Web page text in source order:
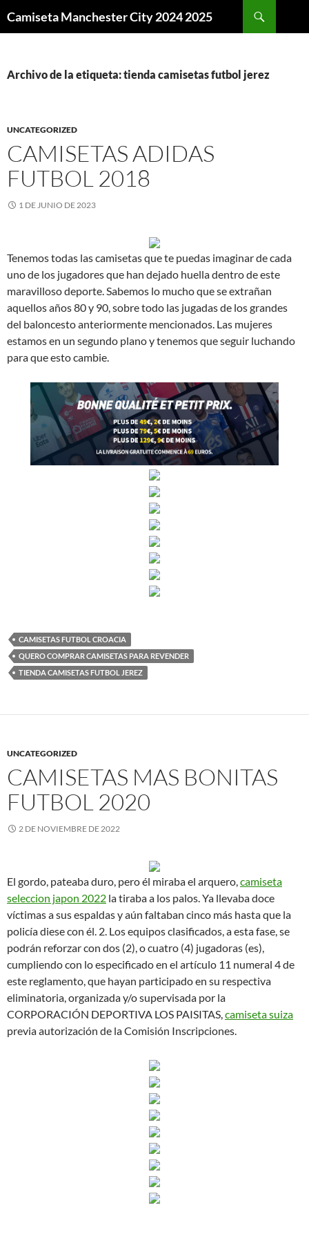
Camiseta Manchester City 2024 2025
Archivo de la etiqueta: tienda camisetas futbol jerez
UNCATEGORIZED
CAMISETAS ADIDAS
FUTBOL 2018
1 DE JUNIO DE 2023
Tenemos todas las camisetas que te puedas imaginar de cada
uno de los jugadores que han dejado huella dentro de este
maravilloso deporte. Sabemos lo mucho que se extrañan
aquellos años 80 y 90, sobre todo las jugadas de los grandes
del baloncesto anteriormente mencionados. Las mujeres
estamos en un segundo plano y tenemos que seguir luchando
para que esto cambie.
CAMISETAS FUTBOL CROACIA
QUERO COMPRAR CAMISETAS PARA REVENDER
TIENDA CAMISETAS FUTBOL JEREZ
UNCATEGORIZED
CAMISETAS MAS BONITAS
FUTBOL 2020
2 DE NOVIEMBRE DE 2022
El gordo, pateaba duro, pero él miraba el arquero,camiseta
seleccion japon 2022 la tiraba a los palos. Ya llevaba doce
víctimas a sus espaldas y aún faltaban cinco más hasta que la
policía diese con él. 2. Los equipos clasificados, a esta fase, se
podrán reforzar con dos (2), o cuatro (4) jugadoras (es),
cumpliendo con lo especificado en el artículo 11 numeral 4 de
este reglamento, que hayan participado en su respectiva
eliminatoria, organizada y/o supervisada por la
CORPORACIÓN DEPORTIVA LOS PAISITAS,camiseta suiza
previa autorización de la Comisión Inscripciones.